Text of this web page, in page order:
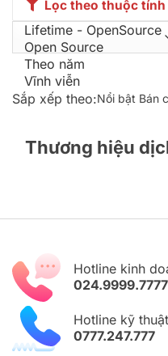
Lọc theo thuộc tính
Sắp xếp theo:Nổi bật Bán
Thương hiệu
Hotline kinh
024.9999.7777
Hotline kỹ thuật
0777.247.777